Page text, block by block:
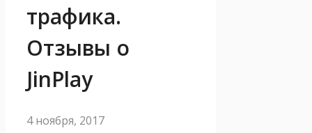
трафика.
Отзывы о
JinPlay
4 ноября, 2017